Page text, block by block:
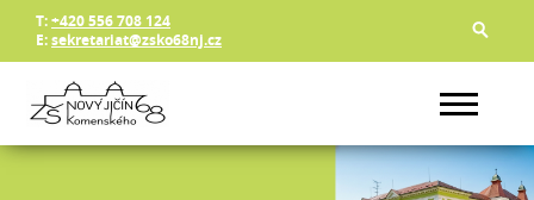
T:+420 556 708 124
E:sekretariat@zsko68nj.cz